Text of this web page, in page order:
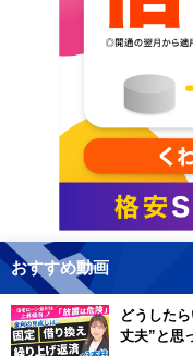
おすすめ動画
どうした
丈夫”と思